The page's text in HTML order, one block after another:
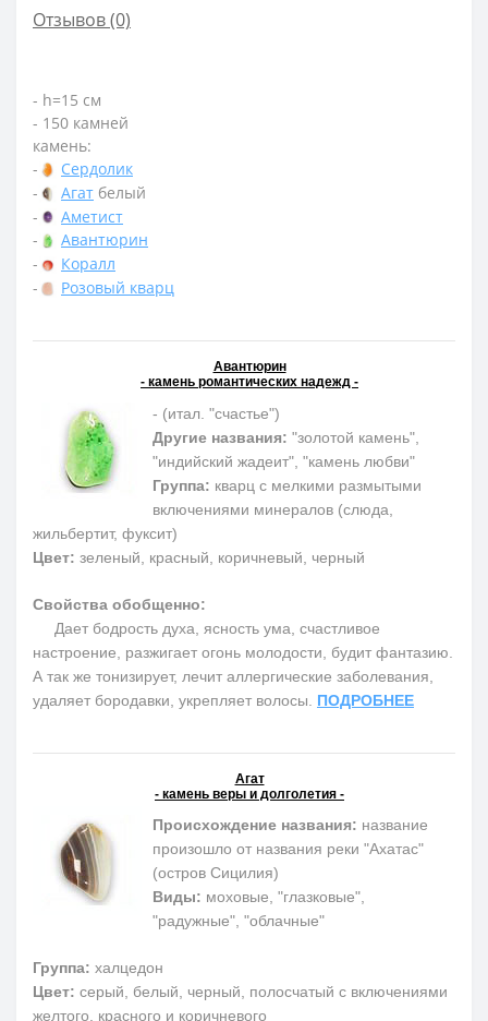
Отзывов (0)
- h=15 см
- 150 камней
камень:
-
Сердолик
-
Агат белый
-
Аметист
-
Авантюрин
-
Коралл
-
Розовый кварц
Авантюрин
- камень романтических надежд -
- (итал. "счастье")
Другие названия: "золотой камень",
"индийский жадеит", "камень любви"
Группа: кварц с мелкими размытыми
включениями минералов (слюда,
жильбертит, фуксит)
Цвет: зеленый, красный, коричневый, черный
Свойства обобщенно:
Дает бодрость духа, ясность ума, счастливое
настроение, разжигает огонь молодости, будит фантазию.
А так же тонизирует, лечит аллергические заболевания,
удаляет бородавки, укрепляет волосы. ПОДРОБНЕЕ
Агат
- камень веры и долголетия -
Происхождение названия: название
произошло от названия реки "Ахатас"
(остров Сицилия)
Виды: моховые, "глазковые",
"радужные", "облачные"
Группа: халцедон
Цвет: серый, белый, черный, полосчатый с включениями
желтого, красного и коричневого